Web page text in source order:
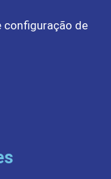
configuração de